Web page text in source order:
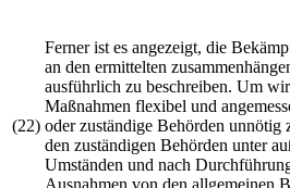
(22)
Ferner ist es angezeigt, die
an den ermittelten
ausführlich zu beschreiben. Um
Maßnahmen flexibel und
oder zuständige Behörden unnötig
den zuständigen Behörden unter
Umständen und nach